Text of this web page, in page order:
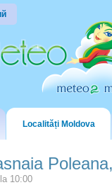
Localități Moldova
10:00